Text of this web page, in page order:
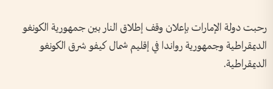
رحبت دولة الإمارات بإعلان وقف إطلاق النار بين جمهورية الكونغو
الديمقراطية وجمهورية رواندا في إقليم شمال كيفو شرق الكونغو
الديمقراطية.